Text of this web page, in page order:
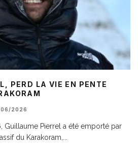
PERD LA VIE EN PENTE
2026
Guillaume Pierrel a été emporté par
du Karakoram,...